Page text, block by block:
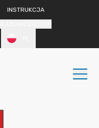
INSTRUKCJA